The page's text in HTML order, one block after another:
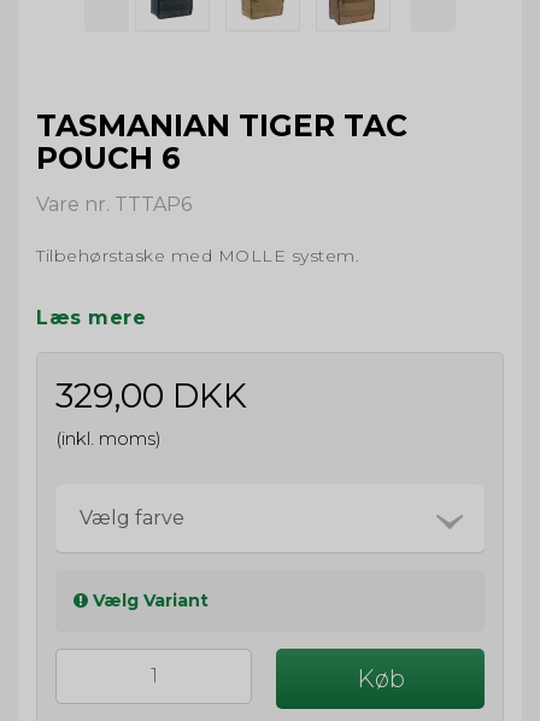
TASMANIAN TIGER TAC
POUCH 6
Vare nr. TTTAP6
Tilbehørstaske med MOLLE system.
Læs mere
329,00 DKK
(inkl. moms)
Vælg farve
Vælg Variant
Køb